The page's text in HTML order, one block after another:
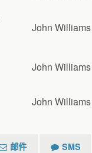
John Williams
John Williams
John Williams
邮件 SMS